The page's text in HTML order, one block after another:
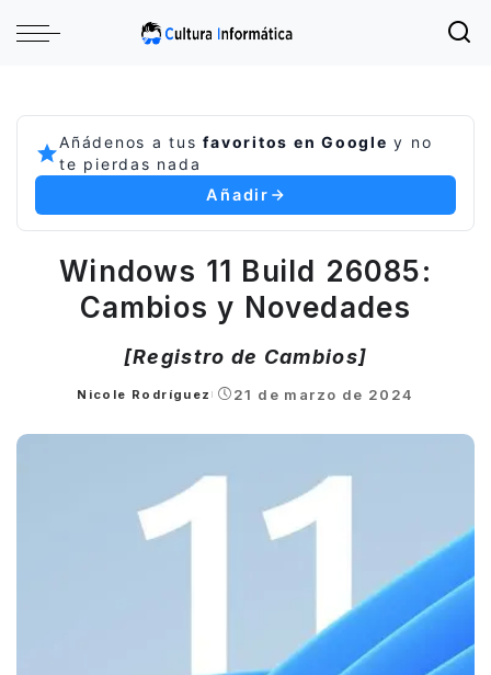
Añádenos a tusfavoritos en Google y no
te pierdas nada
Añadir
Windows 11 Build 26085:
Cambios y Novedades
[Registro de Cambios]
Posted
Nicole Rodríguez 21 de marzo de 2024